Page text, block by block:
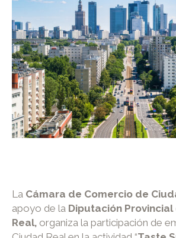
La Cámara de Comercio de
apoyo de la Diputación
Real, organiza la participación de